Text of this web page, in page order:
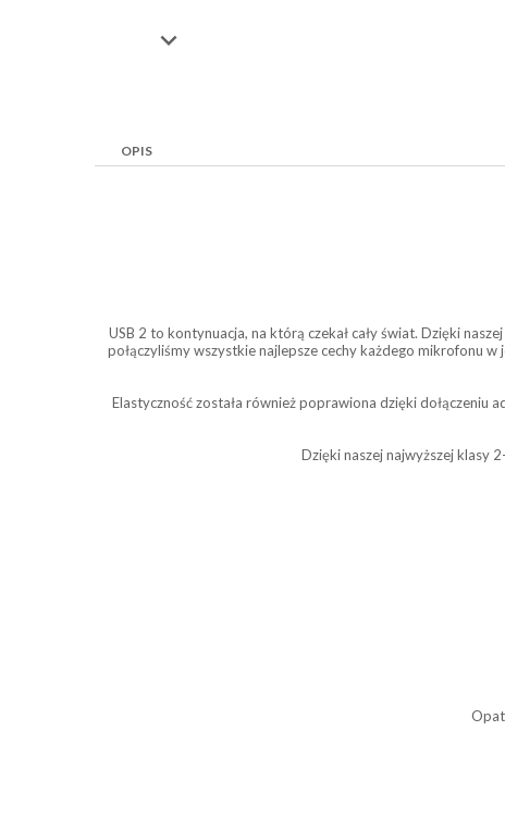

OPIS
USB 2 to kontynuacja, na którą czekał cały świat. Dzięki
połączyliśmy wszystkie najlepsze cechy każdego mikrofonu
Elastyczność została również poprawiona dzięki dołączeniu
Dzięki naszej najwyższej klasy